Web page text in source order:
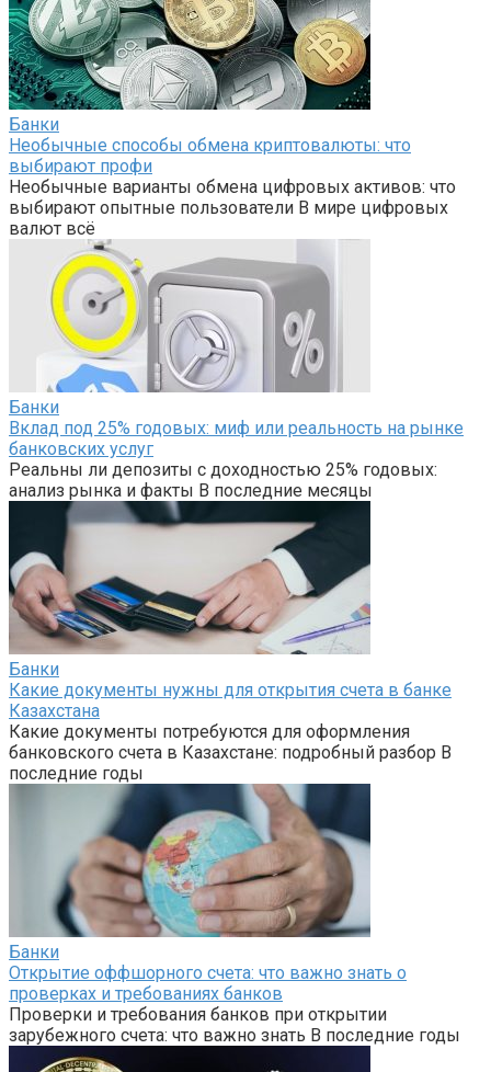
Банки
Необычные способы обмена криптовалюты: что
выбирают профи
Необычные варианты обмена цифровых активов: что
выбирают опытные пользователи В мире цифровых
валют всё
Банки
Вклад под 25% годовых: миф или реальность на рынке
банковских услуг
Реальны ли депозиты с доходностью 25% годовых:
анализ рынка и факты В последние месяцы
Банки
Какие документы нужны для открытия счета в банке
Казахстана
Какие документы потребуются для оформления
банковского счета в Казахстане: подробный разбор В
последние годы
Банки
Открытие оффшорного счета: что важно знать о
проверках и требованиях банков
Проверки и требования банков при открытии
зарубежного счета: что важно знать В последние годы